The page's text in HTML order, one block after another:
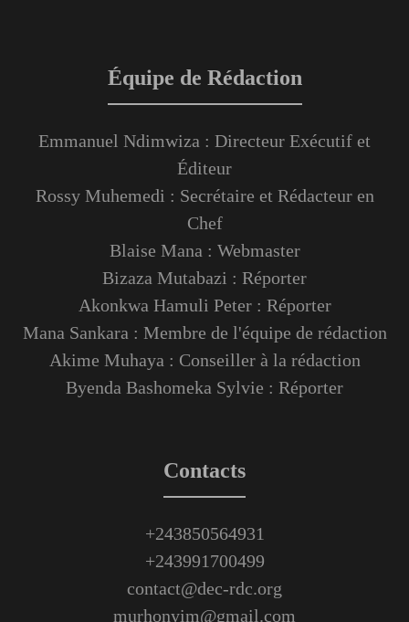
Équipe de Rédaction
Emmanuel Ndimwiza : Directeur Exécutif et
Éditeur
Rossy Muhemedi : Secrétaire et Rédacteur en
Chef
Blaise Mana : Webmaster
Bizaza Mutabazi : Réporter
Akonkwa Hamuli Peter : Réporter
Mana Sankara : Membre de l'équipe de rédaction
Akime Muhaya : Conseiller à la rédaction
Byenda Bashomeka Sylvie : Réporter
Contacts
+243850564931
+243991700499
contact@dec-rdc.org
murhonyim@gmail.com